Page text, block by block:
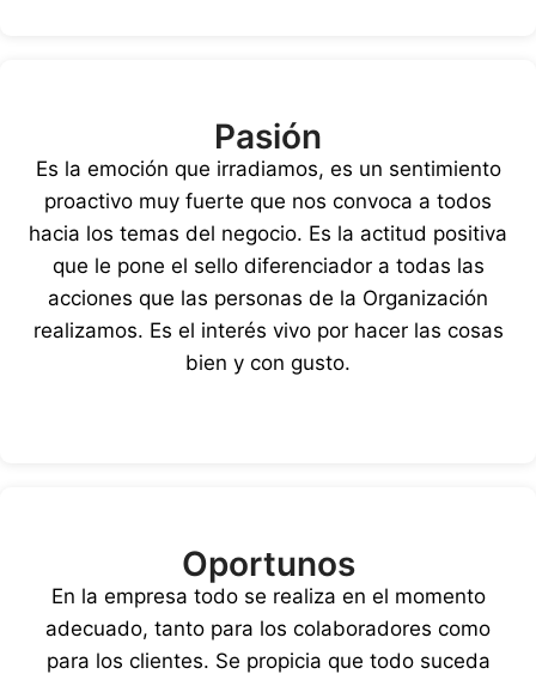
Pasión
Es la emoción que irradiamos, es un sentimiento
proactivo muy fuerte que nos convoca a todos
hacia los temas del negocio. Es la actitud positiva
que le pone el sello diferenciador a todas las
acciones que las personas de la Organización
realizamos. Es el interés vivo por hacer las cosas
bien y con gusto.
Oportunos
En la empresa todo se realiza en el momento
adecuado, tanto para los colaboradores como
para los clientes. Se propicia que todo suceda